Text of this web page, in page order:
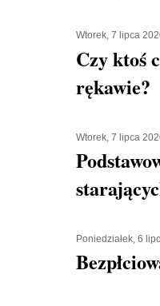
Wtorek, 7 lipca
Czy ktoś
rękawie?
Wtorek, 7 lipca
Poniedziałek, 6